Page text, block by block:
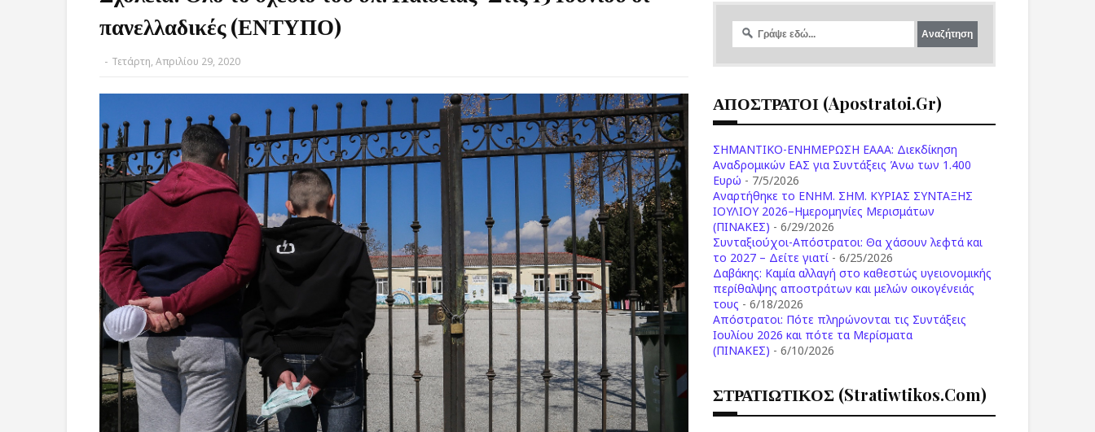
πανελλαδικές (ΕΝΤΥΠΟ)
- Τετάρτη, Απριλίου 29, 2020
ΑΠΟΣΤΡΑΤΟΙ (apostratoi.gr)
ΣΗΜΑΝΤΙΚΟ-ΕΝΗΜΕΡΩΣΗ ΕΑΑΑ: Διεκδίκηση
Αναδρομικών ΕΑΣ για Συντάξεις Άνω των 1.400
Ευρώ - 7/5/2026
Aναρτήθηκε το ENHM. ΣΗΜ. ΚΥΡΙΑΣ ΣΥΝΤΑΞΗΣ
ΙΟΥΛΙΟΥ 2026–Ημερομηνίες Μερισμάτων
(ΠΙΝΑΚΕΣ) - 6/29/2026
Συνταξιούχοι-Απόστρατοι: Θα χάσουν λεφτά και
το 2027 – Δείτε γιατί - 6/25/2026
Δαβάκης: Καμία αλλαγή στο καθεστώς υγειονομικής
περίθαλψης αποστράτων και μελών οικογένειάς
τους - 6/18/2026
Aπόστρατοι: Πότε πληρώνονται τις Συντάξεις
Ιουλίου 2026 και πότε τα Μερίσματα
(ΠΙΝΑΚΕΣ) - 6/10/2026
ΣΤΡΑΤΙΩΤΙΚΟΣ (stratiwtikos.com)